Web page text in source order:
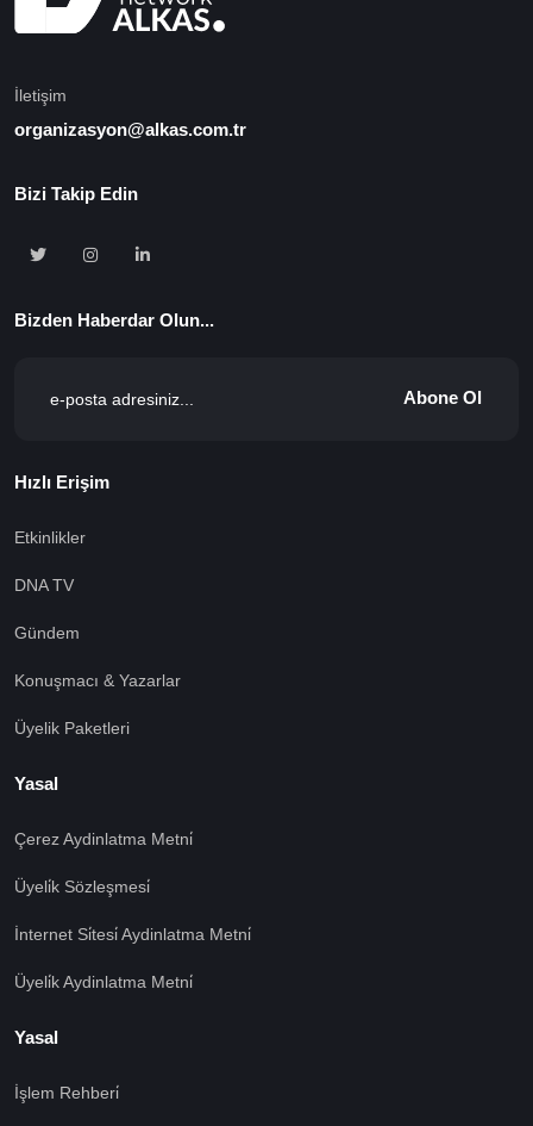
İletişim
organizasyon@alkas.com.tr
Bizi Takip Edin
Bizden Haberdar Olun...
Abone Ol
Hızlı Erişim
Etkinlikler
DNA TV
Gündem
Konuşmacı & Yazarlar
Üyelik Paketleri
Yasal
Çerez Aydinlatma Metni̇
Üyeli̇k Sözleşmesi̇
İnternet Si̇tesi̇ Aydinlatma Metni̇
Üyeli̇k Aydinlatma Metni̇
Yasal
İşlem Rehberi̇